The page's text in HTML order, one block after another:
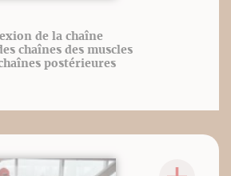
de la chaîne
chaînes des muscles
postérieures